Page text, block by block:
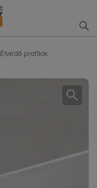
Élvédő profilok
search